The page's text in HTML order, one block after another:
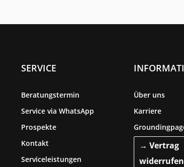
SERVICE
Beratungstermin
Service via WhatsApp
Prospekte
Kontakt
Serviceleistungen
Über uns
Karriere
→ Vertrag
widerrufen